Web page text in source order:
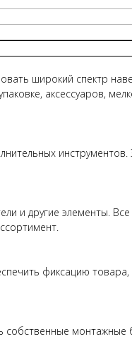
широкий спектр
аксессуаров,
инструментов.
и другие элементы. Все
фиксацию
собственные